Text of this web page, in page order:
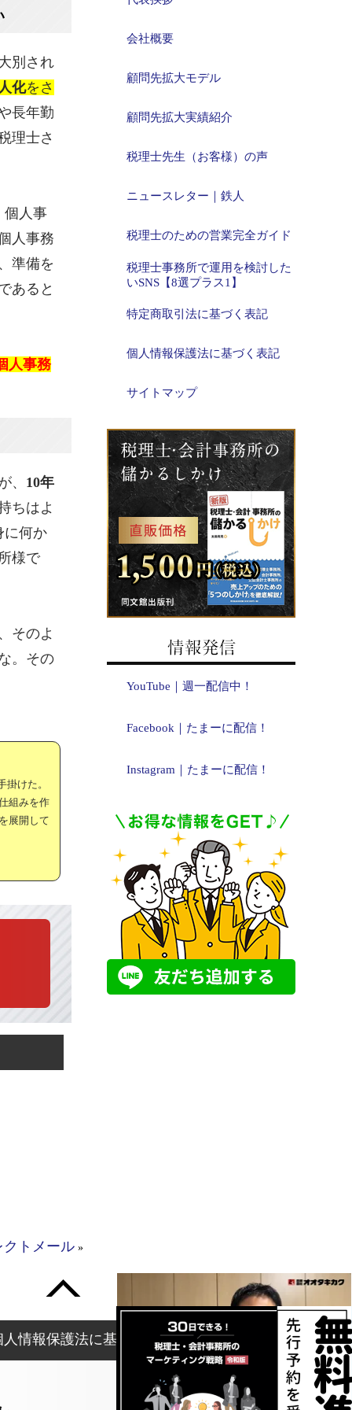
別され
化をさ
長年勤
理士さ
個人事
人事務
準備を
あると
人事務
、 10年
ちはよ
に何か
様で
そのよ
。その
けた。
組みを作
展開して
トメール »
会社概要
顧問先拡大モデル
顧問先拡大実績紹介
税理士先生（お客様）の声
ニュースレター｜鉄人
税理士のための営業完全ガイド
税理士事務所で運用を検討した
いSNS【8選プラス1】
特定商取引法に基づく表記
個人情報保護法に基づく表記
サイトマップ
YouTube｜週一配信中！
Facebook｜たまーに配信！
Instagram｜たまーに配信！
人情報保護法に基づく表記